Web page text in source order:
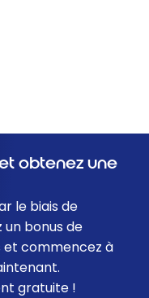
obtenez une
le biais de
un bonus de
et commencez à
gratuite !